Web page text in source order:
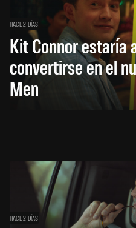
HACE 2 DÍAS
Kit Connor estaría
convertirse en el
Men
HACE 2 DÍAS